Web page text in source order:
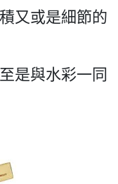
又或是細節的
是與水彩一同